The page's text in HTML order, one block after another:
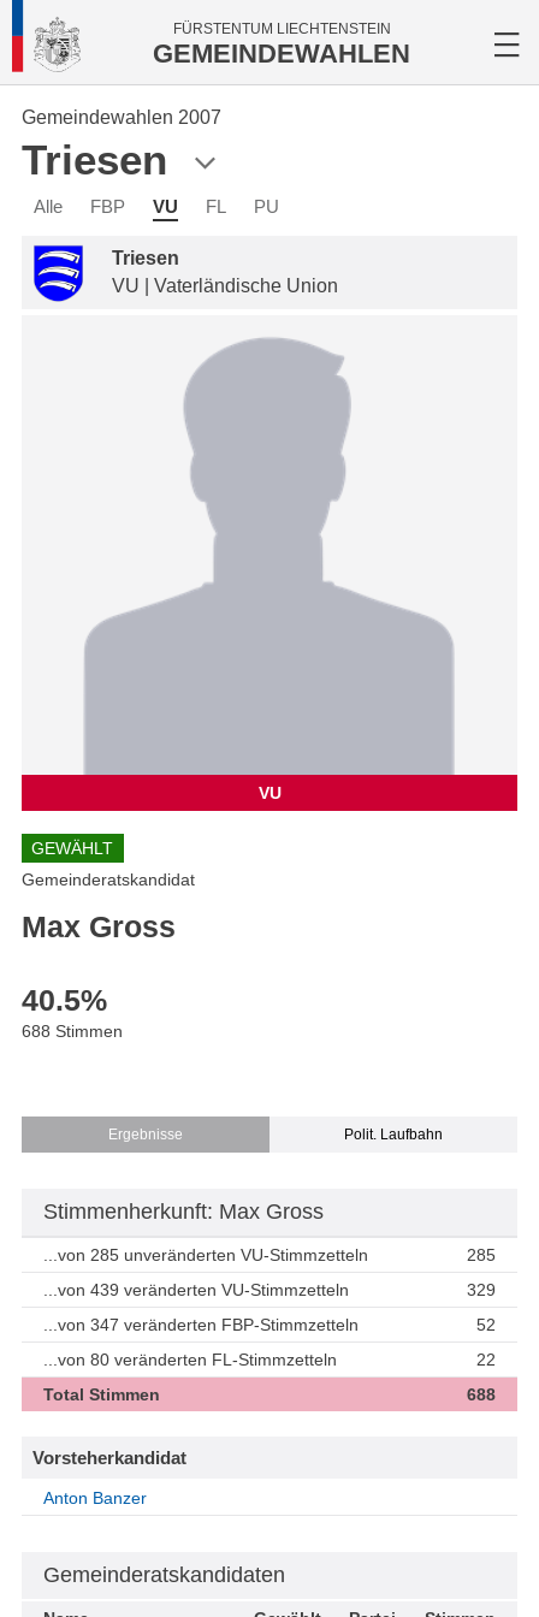
FÜRSTENTUM LIECHTENSTEIN
GEMEINDEWAHLEN
Gemeindewahlen 2007
Triesen
Alle FBP VU FL PU
Triesen
VU | Vaterländische Union
VU
GEWÄHLT
Gemeinderatskandidat
Max Gross
40.5%
688 Stimmen
Ergebnisse Polit. Laufbahn
Stimmenherkunft: Max Gross
...von 285 unveränderten VU-Stimmzetteln
285
...von 439 veränderten VU-Stimmzetteln
329
...von 347 veränderten FBP-Stimmzetteln
52
...von 80 veränderten FL-Stimmzetteln
22
Total Stimmen
688
Vorsteherkandidat
Anton Banzer
Gemeinderatskandidaten